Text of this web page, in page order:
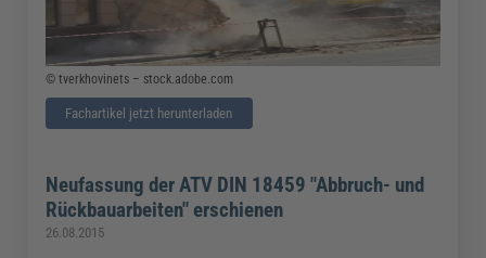
© tverkhovinets – stock.adobe.com
Fachartikel jetzt herunterladen
Neufassung der ATV DIN 18459 "Abbruch- und
Rückbauarbeiten" erschienen
26.08.2015